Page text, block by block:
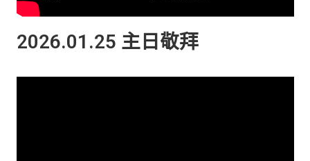
2026.01.25 主日敬拜​